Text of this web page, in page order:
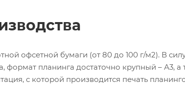
офсетной бумаги (от 80 до 100 г/м2). В
формат планинга достаточно крупный – А3, а
с которой производится печать